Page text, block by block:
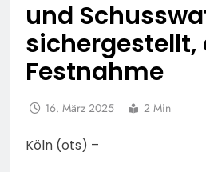
und
sichergestellt,
Festnahme
16. März 2025 2 Min
Köln (ots) –